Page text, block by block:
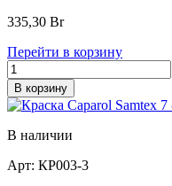
335,30 Br
Перейти в корзину
В корзину
В наличии
Арт: КР003-3